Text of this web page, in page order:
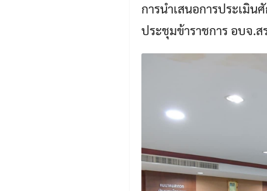
การนำเสนอการประเมิ
ประชุมข้าราชการ อบจ.ส